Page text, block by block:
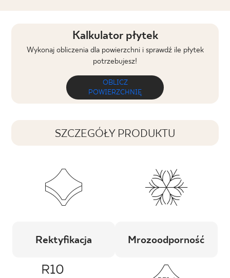
Kalkulator płytek
Wykonaj obliczenia dla powierzchni i sprawdź ile płytek
potrzebujesz!
OBLICZ
POWIERZCHNIĘ
SZCZEGÓŁY PRODUKTU
Rektyfikacja Mrozoodporność